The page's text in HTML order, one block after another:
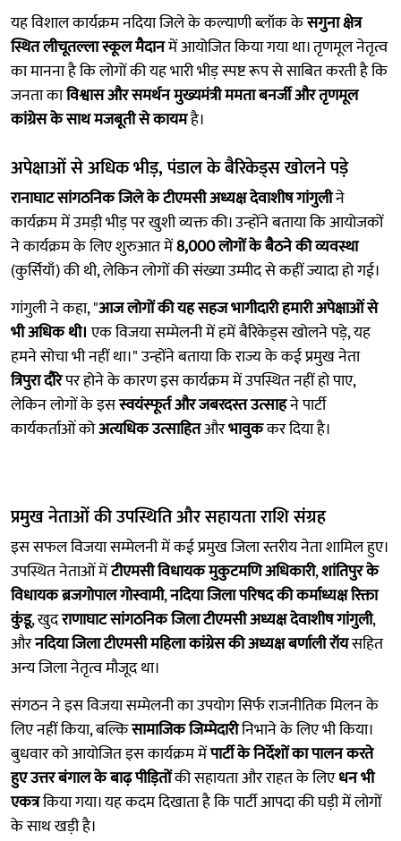
यह विशाल कार्यक्रम नदिया जिले के कल्याणी ब्लॉक केसगुना क्षेत्र
स्थित लीचूतल्ला स्कूल मैदानमें आयोजित किया गया था। तृणमूल नेतृत्व
का मानना है कि लोगों की यह भारी भीड़ स्पष्ट रूप से साबित करती है कि
जनता काविश्वास और समर्थन मुख्यमंत्री ममता बनर्जी और तृणमूल
कांग्रेस के साथ मजबूती से कायमहै।
अपेक्षाओं से अधिक भीड़, पंडाल के बैरिकेड्स खोलने पड़े
रानाघाट सांगठनिक जिले के टीएमसी अध्यक्ष देवाशीष गांगुलीने
कार्यक्रम में उमड़ी भीड़ पर खुशी व्यक्त की। उन्होंने बताया कि आयोजकों
ने कार्यक्रम के लिए शुरुआत में8,000 लोगों के बैठने की व्यवस्था
(कुर्सियाँ) की थी, लेकिन लोगों की संख्या उम्मीद से कहीं ज्यादा हो गई।
गांगुली ने कहा, "आज लोगों की यह सहज भागीदारी हमारी अपेक्षाओं से
भी अधिक थी।एक विजया सम्मेलनी में हमें बैरिकेड्स खोलने पड़े, यह
हमने सोचा भी नहीं था।" उन्होंने बताया कि राज्य के कई प्रमुख नेता
त्रिपुरा दौरेपर होने के कारण इस कार्यक्रम में उपस्थित नहीं हो पाए,
लेकिन लोगों के इसस्वयंस्फूर्त और जबरदस्त उत्साहने पार्टी
कार्यकर्ताओं कोअत्यधिक उत्साहितऔरभावुककर दिया है।
प्रमुख नेताओं की उपस्थिति और सहायता राशि संग्रह
इस सफल विजया सम्मेलनी में कई प्रमुख जिला स्तरीय नेता शामिल हुए।
उपस्थित नेताओं मेंटीएमसी विधायक मुकुटमणि अधिकारी,शांतिपुर के
विधायक ब्रजगोपाल गोस्वामी,नदिया जिला परिषद की कर्माध्यक्ष रिक्ता
कुंडू, खुदराणाघाट सांगठनिक जिला टीएमसी अध्यक्ष देवाशीष गांगुली,
औरनदिया जिला टीएमसी महिला कांग्रेस की अध्यक्ष बर्णाली रॉयसहित
अन्य जिला नेतृत्व मौजूद था।
संगठन ने इस विजया सम्मेलनी का उपयोग सिर्फ राजनीतिक मिलन के
लिए नहीं किया, बल्किसामाजिक जिम्मेदारीनिभाने के लिए भी किया।
बुधवार को आयोजित इस कार्यक्रम मेंपार्टी के निर्देशों का पालन करते
हुएउत्तर बंगाल के बाढ़ पीड़ितोंकी सहायता और राहत के लिएधन भी
एकत्रकिया गया। यह कदम दिखाता है कि पार्टी आपदा की घड़ी में लोगों
के साथ खड़ी है।